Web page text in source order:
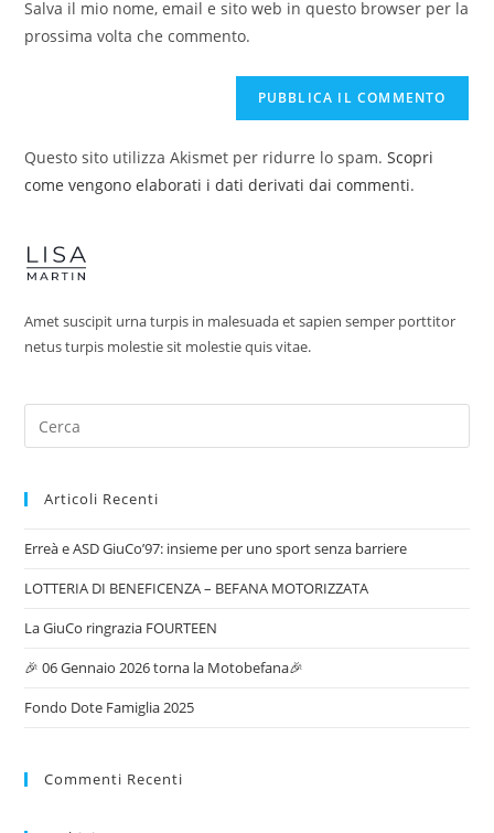
Salva il mio nome, email e sito web in questo browser per la
prossima volta che commento.
Questo sito utilizza Akismet per ridurre lo spam.Scopri
come vengono elaborati i dati derivati dai commenti.
Amet suscipit urna turpis in malesuada et sapien semper porttitor
netus turpis molestie sit molestie quis vitae.
Articoli Recenti
Erreà e ASD GiuCo’97: insieme per uno sport senza barriere
LOTTERIA DI BENEFICENZA – BEFANA MOTORIZZATA
La GiuCo ringrazia FOURTEEN
🎉 06 Gennaio 2026 torna la Motobefana🎉
Fondo Dote Famiglia 2025
Commenti Recenti